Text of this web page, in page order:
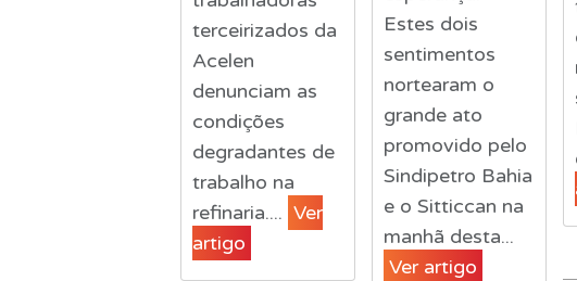
terceirizados da
Acelen
denunciam as
condições
degradantes de
trabalho na
refinaria.... Ver
artigo
Estes dois
sentimentos
nortearam o
grande ato
promovido pelo
Sindipetro Bahia
e o Sitticcan na
manhã desta...
Ver artigo